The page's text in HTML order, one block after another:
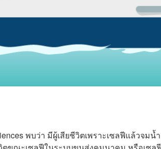
พบว่า มีผู้เสียชีวิตเพราะเซลฟีแล้วจมน้